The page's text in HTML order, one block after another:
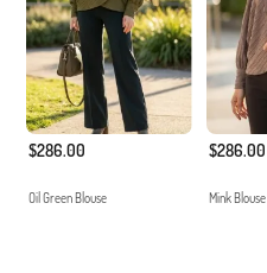
$286.00
Oil Green Blouse
$286.00
Mink Blouse